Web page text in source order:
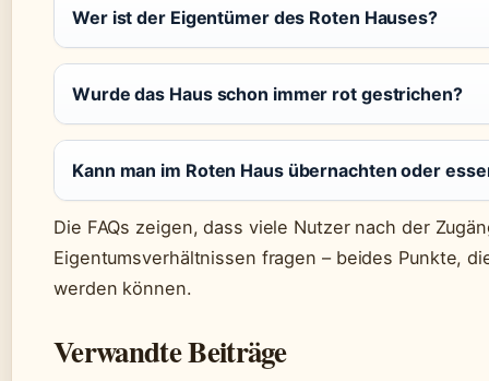
Wer ist der Eigentümer des Roten Hauses?
Wurde das Haus schon immer rot gestrichen?
Kann man im Roten Haus übernachten oder
Die FAQs zeigen, dass viele Nutzer nach der
Eigentumsverhältnissen fragen – beides Punkte,
werden können.
Verwandte Beiträge